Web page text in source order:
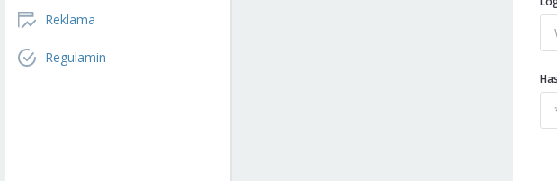
Reklama
Regulamin